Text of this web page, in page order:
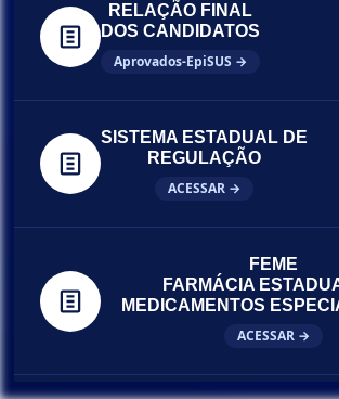
RELAÇÃO FINAL
DOS CANDIDATOS
Aprovados-EpiSUS →
SISTEMA ESTADUAL DE
REGULAÇÃO
ACESSAR →
FEME
FARMÁCIA
MEDICAMENTOS
ACESSAR →